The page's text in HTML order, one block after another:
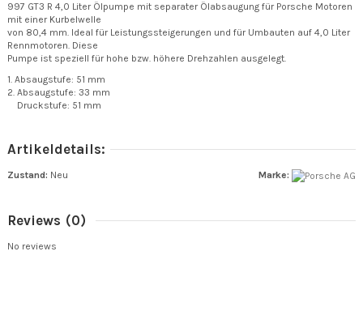
997 GT3 R 4,0 Liter Ölpumpe mit separater Ölabsaugung für Porsche Motoren
mit einer Kurbelwelle
von 80,4 mm. Ideal für Leistungssteigerungen und für Umbauten auf 4,0 Liter
Rennmotoren. Diese
Pumpe ist speziell für hohe bzw. höhere Drehzahlen ausgelegt.
1. Absaugstufe: 51 mm
2. Absaugstufe: 33 mm
Druckstufe: 51 mm
Artikeldetails:
Marke:
Zustand: Neu
Reviews (0)
No reviews